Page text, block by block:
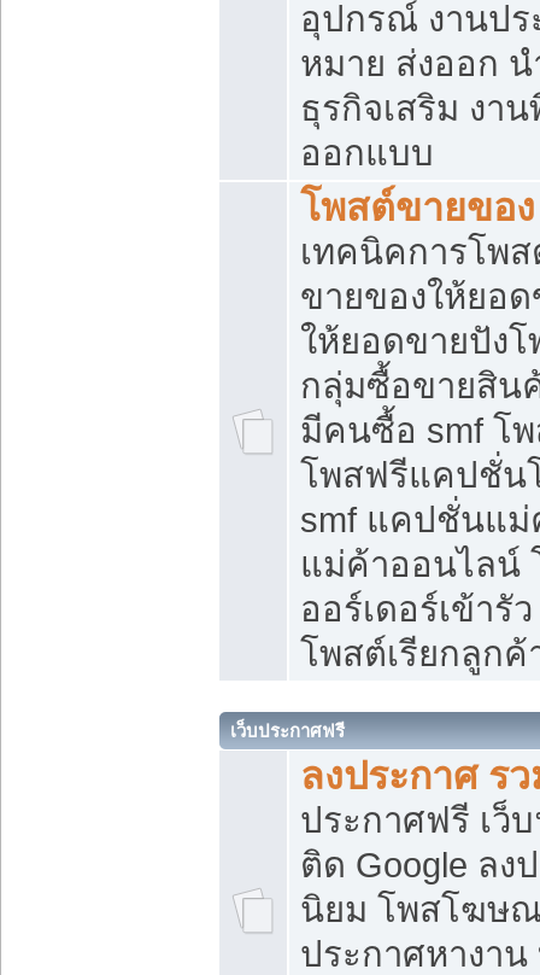
อุปกรณ์ งานป
หมาย ส่งออก น
ธุรกิจเสริม งา
ออกแบบ
โพสต์ขายของ
เทคนิคการโพ
ขายของให้ยอ
ให้ยอดขายปัง
กลุ่มซื้อขายสิน
มีคนซื้อ smf โ
โพสฟรีแคปชั่น
smf แคปชั่นแ
แม่ค้าออนไลน์
ออร์เดอร์เข้ารั
โพสต์เรียกลูกค้
เว็บประกาศฟรี
ลงประกาศ ร
ประกาศฟรี เว็
ติด Google ลง
นิยม โพสโฆษ
ประกาศหางาน